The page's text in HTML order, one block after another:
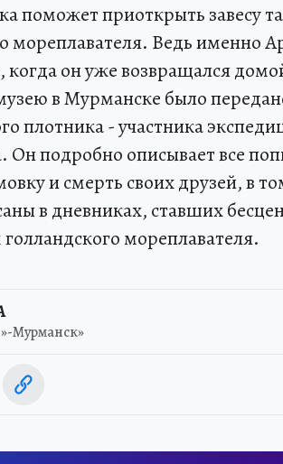
поможет приоткрыть завесу
мореплавателя. Ведь именно
он уже возвращался
в Мурманске было
плотника - участника
Он подробно описывает все
и смерть своих друзей, в
в дневниках, ставших
мореплавателя.
Мурманск»